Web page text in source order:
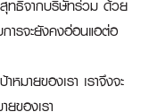
ทธิจากบริษัทร่วม ด้วย
ารจะยังคงอ่อนแอต่อ
หมายของเรา เราจึงจะ
ยของเรา